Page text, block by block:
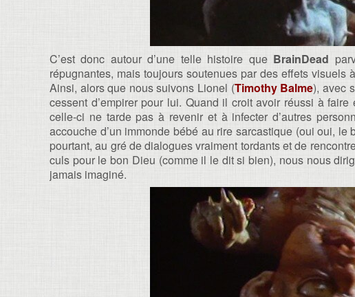
C’est donc autour d’une telle histoire que BrainDead
répugnantes, mais toujours soutenues par des effets
Ainsi, alors que nous suivons Lionel (Timothy Balme), avec
cessent d’empirer pour lui. Quand il croit avoir réussi à
celle-ci ne tarde pas à revenir et à infecter d’autres
accouche d’un immonde bébé au rire sarcastique (oui oui,
pourtant, au gré de dialogues vraiment tordants et de
culs pour le bon Dieu (comme il le dit si bien), nous nous
jamais imaginé.